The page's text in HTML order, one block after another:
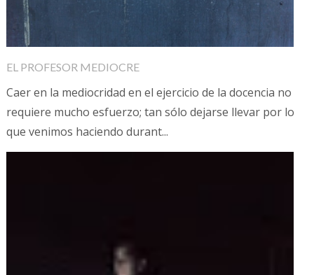
EL PROFESOR MEDIOCRE
Caer en la mediocridad en el ejercicio de la docencia no
requiere mucho esfuerzo; tan sólo dejarse llevar por lo
que venimos haciendo durant...